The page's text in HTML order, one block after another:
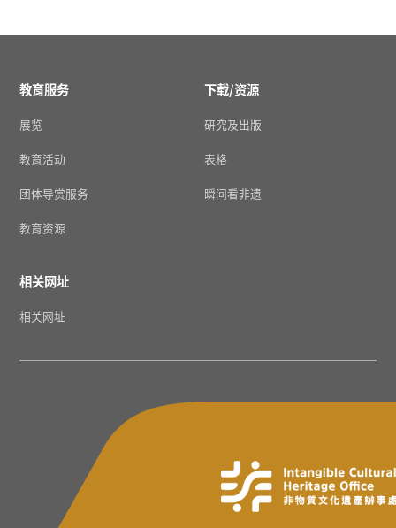
教育服务
展览
教育活动
团体导赏服务
教育资源
下载/资源
研究及出版
表格
瞬间看非遗
相关网址
相关网址